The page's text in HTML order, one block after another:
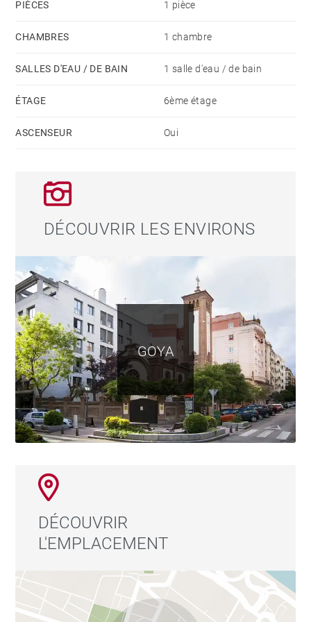
Nous vous invitons à le visiter, ainsi qu’à consulter le
site web de BARNES, où vous pourrez découvrir notre
PIÈCES 1 pièce
CHAMBRES 1 chambre
SALLES D'EAU / DE BAIN 1 salle d'eau / de bain
ÉTAGE 6ème étage
ASCENSEUR Oui
DÉCOUVRIR LES ENVIRONS
GOYA
DÉCOUVRIR
L'EMPLACEMENT